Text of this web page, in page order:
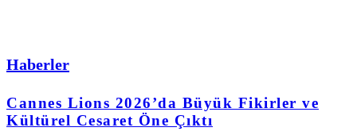
Haberler
Cannes Lions 2026’da Büyük Fikirler ve
Kültürel Cesaret Öne Çıktı